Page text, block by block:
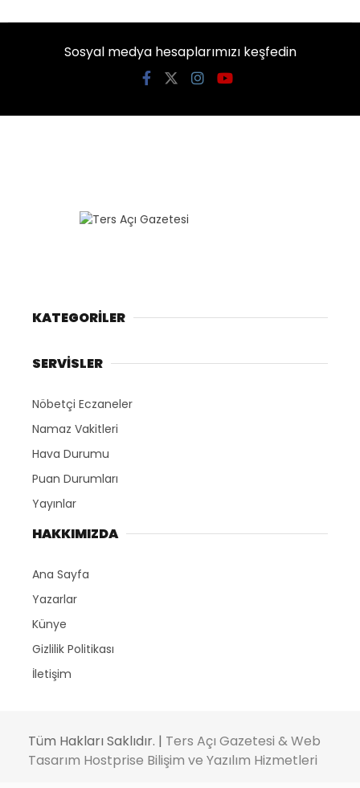
Sosyal medya hesaplarımızı keşfedin
KATEGORİLER
SERVİSLER
Nöbetçi Eczaneler
Namaz Vakitleri
Hava Durumu
Puan Durumları
Yayınlar
HAKKIMIZDA
Ana Sayfa
Yazarlar
Künye
Gizlilik Politikası
İletişim
Tüm Hakları Saklıdır. | Ters Açı Gazetesi & Web
Tasarım Hostprise Bilişim ve Yazılım Hizmetleri